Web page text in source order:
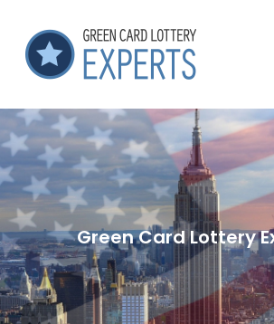
Green Card Lottery